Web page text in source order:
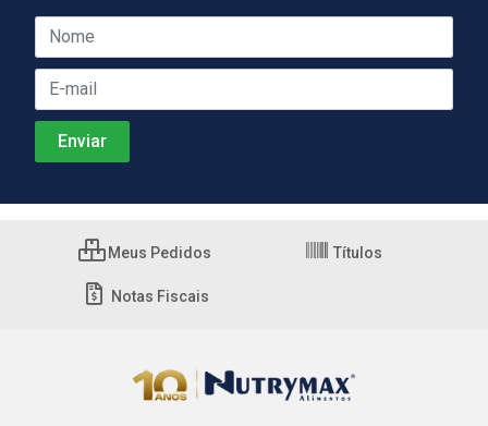
Meus Pedidos Títulos
Notas Fiscais